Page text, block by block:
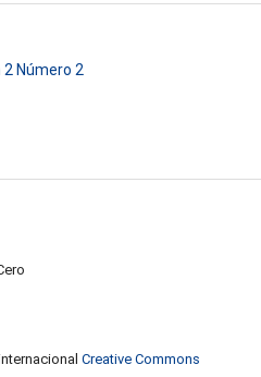
2 Número 2
Creative Commons